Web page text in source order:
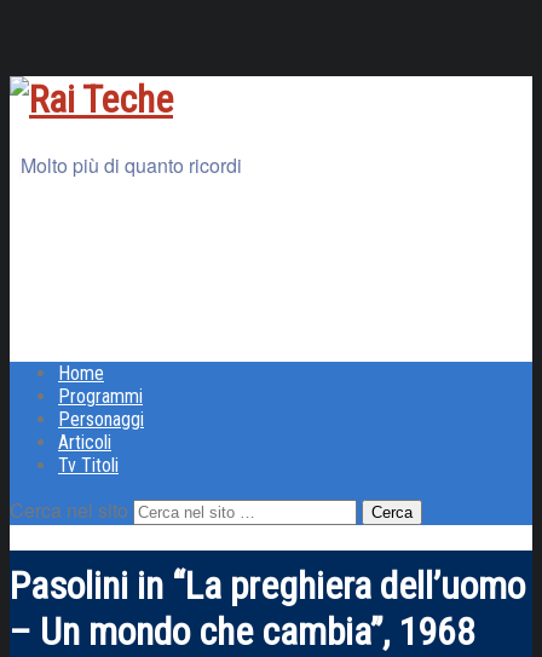
Molto più di quanto ricordi
Home
Programmi
Personaggi
Articoli
Tv Titoli
Cerca nel sito
Pasolini in “La preghiera dell’uomo
– Un mondo che cambia”, 1968